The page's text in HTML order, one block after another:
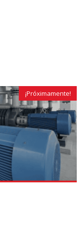
¡Próximamente!